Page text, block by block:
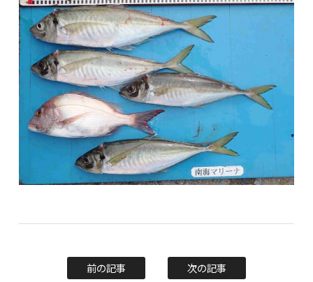
前の記事 次の記事